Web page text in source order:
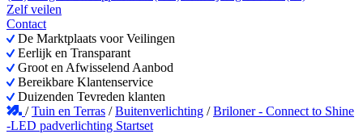
Zelf veilen
Contact
De Marktplaats voor Veilingen
Eerlijk en Transparant
Groot en Afwisselend Aanbod
Bereikbare Klantenservice
Duizenden Tevreden klanten
/Tuin en Terras /Buitenverlichting /Briloner - Connect to Shine
-LED padverlichting Startset